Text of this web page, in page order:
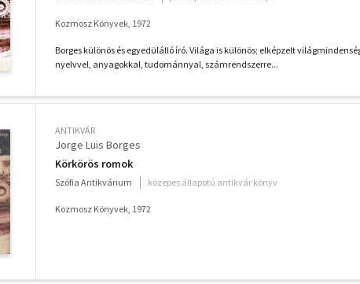
Kozmosz Könyvek, 1972
Borges különös és egyedülálló író. Világa is különös; elképzelt
nyelvvel, anyagokkal, tudománnyal, számrendszerre...
ANTIKVÁR
Jorge Luis Borges
Körkörös romok
Szófia Antikvárium közepes állapotú antikvár könyv
Kozmosz Könyvek, 1972